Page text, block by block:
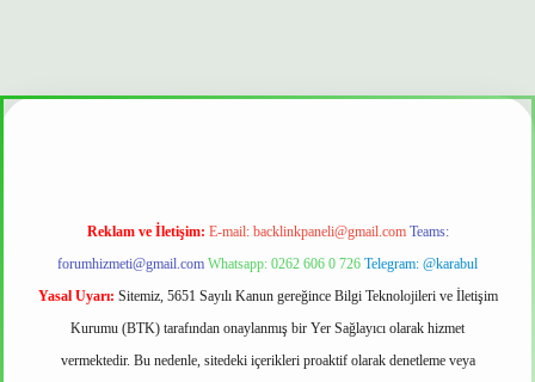
güvenilir mi
Reklam ve İletişim: E-mail: backlinkpaneli@gmail.com Teams:
forumhizmeti@gmail.com Whatsapp: 0262 606 0 726 Telegram: @karabul
Yasal Uyarı: Sitemiz, 5651 Sayılı Kanun gereğince Bilgi Teknolojileri ve İletişim
Kurumu (BTK) tarafından onaylanmış bir Yer Sağlayıcı olarak hizmet
vermektedir. Bu nedenle, sitedeki içerikleri proaktif olarak denetleme veya